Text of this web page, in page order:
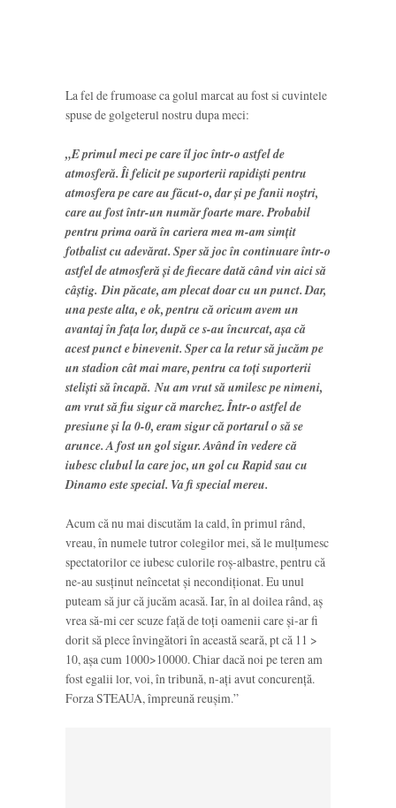
La fel de frumoase ca golul marcat au fost si cuvintele
spuse de golgeterul nostru dupa meci:
„E primul meci pe care îl joc într-o astfel de
atmosferă. Îi felicit pe suporterii rapidişti pentru
atmosfera pe care au făcut-o, dar şi pe fanii noştri,
care au fost într-un număr foarte mare. Probabil
pentru prima oară în cariera mea m-am simţit
fotbalist cu adevărat. Sper să joc în continuare într-o
astfel de atmosferă şi de fiecare dată când vin aici să
câştig. Din păcate, am plecat doar cu un punct. Dar,
una peste alta, e ok, pentru că oricum avem un
avantaj în faţa lor, după ce s-au încurcat, aşa că
acest punct e binevenit. Sper ca la retur să jucăm pe
un stadion cât mai mare, pentru ca toţi suporterii
stelişti să încapă. Nu am vrut să umilesc pe nimeni,
am vrut să fiu sigur că marchez. Într-o astfel de
presiune şi la 0-0, eram sigur că portarul o să se
arunce. A fost un gol sigur. Având în vedere că
iubesc clubul la care joc, un gol cu Rapid sau cu
Dinamo este special. Va fi special mereu.
Acum că nu mai discutăm la cald, în primul rând,
vreau, în numele tutror colegilor mei, să le mulţumesc
spectatorilor ce iubesc culorile roş-albastre, pentru că
ne-au susţinut neîncetat şi necondiţionat. Eu unul
puteam să jur că jucăm acasă. Iar, în al doilea rând, aş
vrea să-mi cer scuze faţă de toţi oamenii care şi-ar fi
dorit să plece învingători în această seară, pt că 11 >
10, aşa cum 1000>10000. Chiar dacă noi pe teren am
fost egalii lor, voi, în tribună, n-aţi avut concurenţă.
Forza STEAUA, împreună reuşim.”